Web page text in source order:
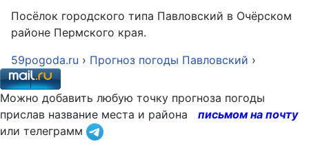
Посёлок городского типа Павловский в Очёрском
районе Пермского края.
59pogoda.ru › Прогноз погоды Павловский ›
Можно добавить любую точку прогноза погоды
прислав название места и района
письмом на почту
или телеграмм